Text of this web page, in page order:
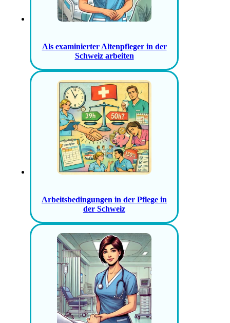
Als examinierter Altenpfleger in der
Schweiz arbeiten
Arbeitsbedingungen in der Pflege in
der Schweiz